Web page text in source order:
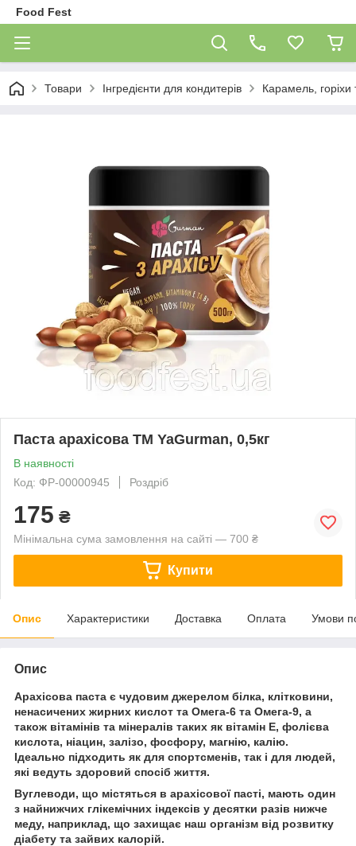
Food Fest
Товари Інгредієнти для кондитерів Карамель, горіхи
Паста арахісова ТМ YaGurman, 0,5кг
В наявності
Код: ФР-00000945
Роздріб
175 ₴
Мінімальна сума замовлення на сайті — 700 ₴
Купити
Опис Характеристики Доставка Оплата Умови
Опис
Арахісова паста є чудовим джерелом білка, клітковини,
ненасичених жирних кислот та Омега-6 та Омега-9, а
також вітамінів та мінералів таких як вітамін Е, фолієва
кислота, ніацин, залізо, фосфору, магнію, калію.
Ідеально підходить як для спортсменів, так і для людей,
які ведуть здоровий спосіб життя.
Вуглеводи, що містяться в арахісової пасті, мають один
з найнижчих глікемічних індексів у десятки разів нижче
меду, наприклад, що захищає наш організм від розвитку
діабету та зайвих калорій.